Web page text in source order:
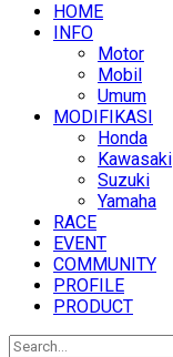
HOME
INFO
Motor
Mobil
Umum
MODIFIKASI
Honda
Kawasaki
Suzuki
Yamaha
RACE
EVENT
COMMUNITY
PROFILE
PRODUCT